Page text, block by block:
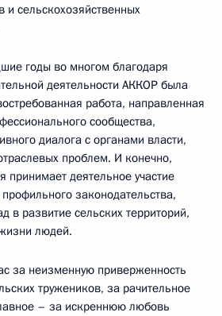
и сельскохозяйственных
годы во многом благодаря
деятельности АККОР была
работа, направленная
сообщества,
диалога с органами власти,
проблем. И конечно,
принимает деятельное участие
законодательства,
в развитие сельских территорий,
людей.
за неизменную приверженность
тружеников, за рачительное
– за искреннюю любовь